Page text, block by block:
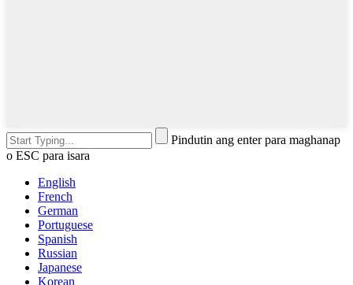
Pindutin ang enter para maghanap
o ESC para isara
English
French
German
Portuguese
Spanish
Russian
Japanese
Korean